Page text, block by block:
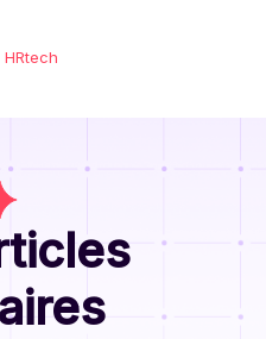
HRtech